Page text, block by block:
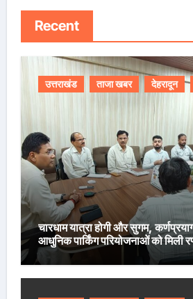
Recent
उत्तराखंड ताजा खबर देहरादून
चारधाम यात्रा होगी और सुगम,
आधुनिक पार्किंग परियोजनाओं को मिली